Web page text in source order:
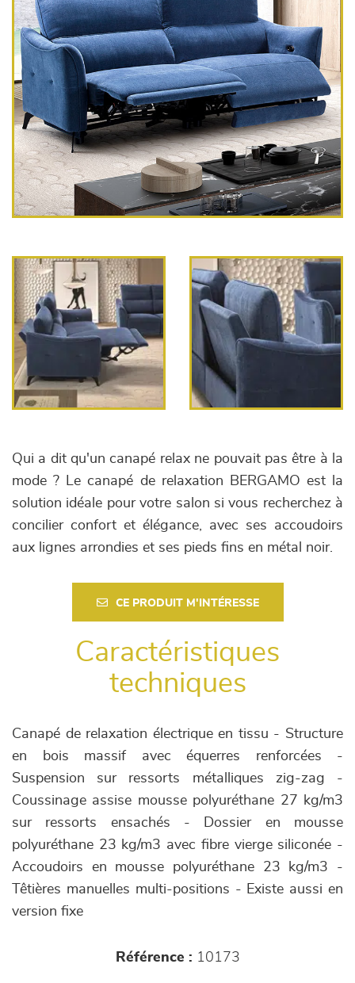
Qui a dit qu'un canapé relax ne pouvait pas être à la
mode ? Le canapé de relaxation BERGAMO est la
solution idéale pour votre salon si vous recherchez à
concilier confort et élégance, avec ses accoudoirs
aux lignes arrondies et ses pieds fins en métal noir.
CE PRODUIT M'INTÉRESSE
Caractéristiques
techniques
Canapé de relaxation électrique en tissu - Structure
en bois massif avec équerres renforcées -
Suspension sur ressorts métalliques zig-zag -
Coussinage assise mousse polyuréthane 27 kg/m3
sur ressorts ensachés - Dossier en mousse
polyuréthane 23 kg/m3 avec fibre vierge siliconée -
Accoudoirs en mousse polyuréthane 23 kg/m3 -
Têtières manuelles multi-positions - Existe aussi en
version fixe
Référence : 10173